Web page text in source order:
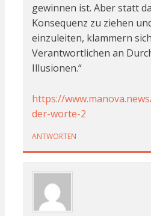
gewinnen ist. Aber statt
Konsequenz zu ziehen
einzuleiten, klammern
Verantwortlichen an
Illusionen.“
https://
der-worte-2
ANTWORTEN